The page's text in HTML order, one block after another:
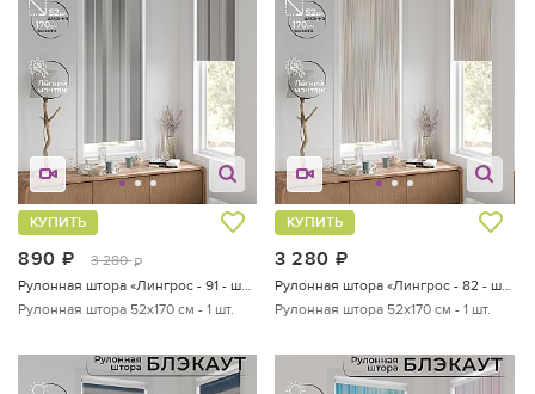
890 руб.
3 280 руб.
КУПИТЬ
Рулонная штора «Лингрос - 91 - ширина 52 см»
Рулонная штора 52х170 см - 1 шт.
3 280
КУПИТЬ
Рулонная штора «Лингрос - 82 - ширина 52 см»
Рулонная штора 52х170 см - 1 шт.